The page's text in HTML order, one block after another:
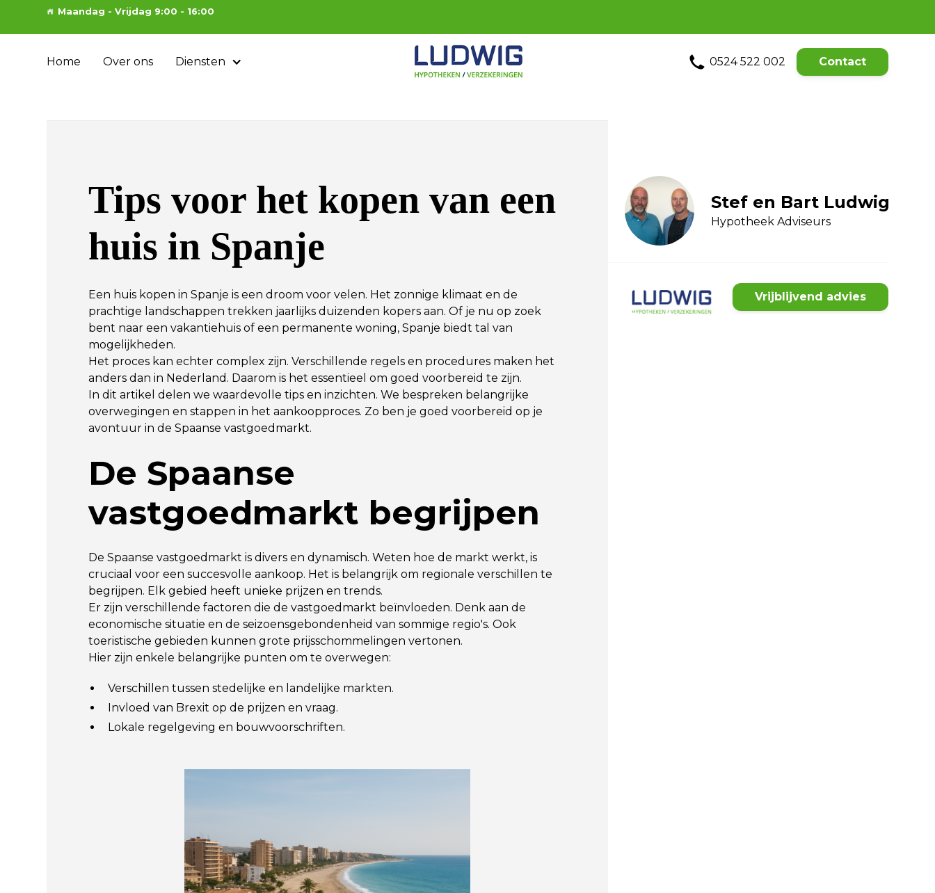
Maandag - Vrijdag 9:00 - 16:00
Home Over ons Diensten 0524 522 002 Contact
Stef en Bart Ludwig
Hypotheek Adviseurs
Vrijblijvend advies
Tips voor het kopen van een
huis in Spanje
Een huis kopen in Spanje is een droom voor velen. Het zonnige klimaat en de
prachtige landschappen trekken jaarlijks duizenden kopers aan. Of je nu op zoek
bent naar een vakantiehuis of een permanente woning, Spanje biedt tal van
mogelijkheden.
Het proces kan echter complex zijn. Verschillende regels en procedures maken het
anders dan in Nederland. Daarom is het essentieel om goed voorbereid te zijn.
In dit artikel delen we waardevolle tips en inzichten. We bespreken belangrijke
overwegingen en stappen in het aankoopproces. Zo ben je goed voorbereid op je
avontuur in de Spaanse vastgoedmarkt.
De Spaanse
vastgoedmarkt begrijpen
De Spaanse vastgoedmarkt is divers en dynamisch. Weten hoe de markt werkt, is
cruciaal voor een succesvolle aankoop. Het is belangrijk om regionale verschillen te
begrijpen. Elk gebied heeft unieke prijzen en trends.
Er zijn verschillende factoren die de vastgoedmarkt beïnvloeden. Denk aan de
economische situatie en de seizoensgebondenheid van sommige regio's. Ook
toeristische gebieden kunnen grote prijsschommelingen vertonen.
Hier zijn enkele belangrijke punten om te overwegen:
Verschillen tussen stedelijke en landelijke markten.
Invloed van Brexit op de prijzen en vraag.
Lokale regelgeving en bouwvoorschriften.